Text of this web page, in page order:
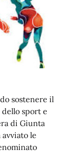
sostenere il
sport e
di Giunta
le